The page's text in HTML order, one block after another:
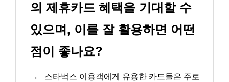
의 제휴카드 혜택을 기대할 수
있으며, 이를 잘 활용하면 어떤
점이 좋나요?
→
스타벅스 이용객에게 유용한 카드들은 주로